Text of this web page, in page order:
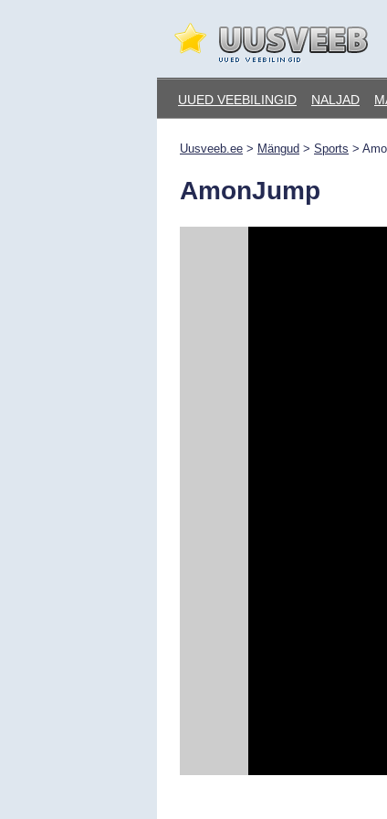
content
UUED VEEBILINGID NALJAD
Uusveeb.ee > Mängud > Sports >
AmonJump